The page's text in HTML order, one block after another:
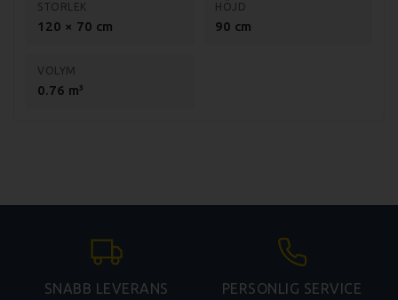
STORLEK
120 × 70 cm
HÖJD
90 cm
VOLYM
0.76 m³
SNABB LEVERANS PERSONLIG SERVICE